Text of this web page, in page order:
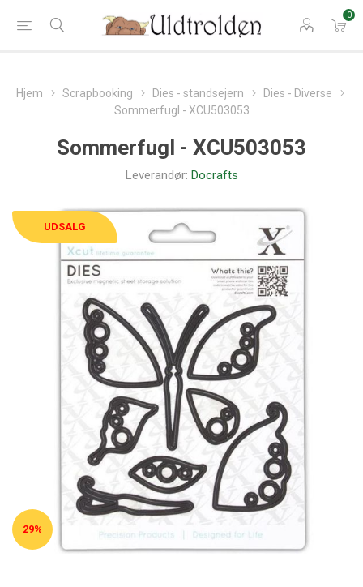
0
Hjem Scrapbooking Dies - standsejern
Dies - Diverse
Sommerfugl - XCU503053
Sommerfugl - XCU503053
Leverandør: Docrafts
UDSALG
29%